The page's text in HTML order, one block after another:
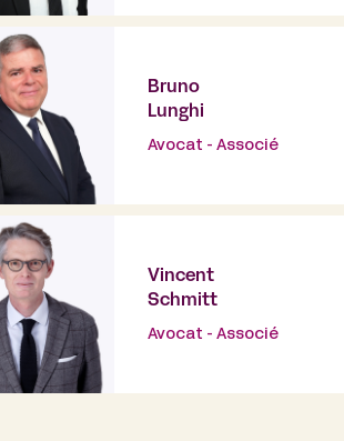
Bruno
Lunghi
Avocat - Associé
Vincent
Schmitt
Avocat - Associé